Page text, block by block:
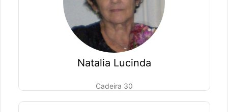
Natalia Lucinda
Cadeira 30